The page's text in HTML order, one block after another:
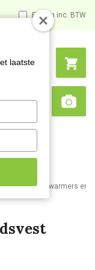
Prijzen inc. BTW
Search
Bodywarmers en
laatste